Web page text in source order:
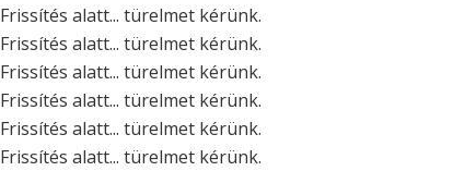
Frissítés alatt... türelmet kérünk.
Frissítés alatt... türelmet kérünk.
Frissítés alatt... türelmet kérünk.
Frissítés alatt... türelmet kérünk.
Frissítés alatt... türelmet kérünk.
Frissítés alatt... türelmet kérünk.